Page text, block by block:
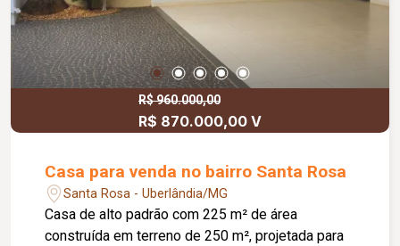
funcionalidade e uma área de lazer ideal para
receber familiares e amigos.
R$ 960.000,00
R$ 870.000,00 V
Casa para venda no bairro Santa Rosa
Santa Rosa - Uberlândia/MG
Casa de alto padrão com 225 m² de área
construída em terreno de 250 m², projetada para